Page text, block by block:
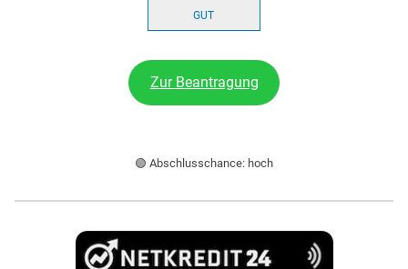
GUT
Zur Beantragung
🟢 Abschlusschance: hoch